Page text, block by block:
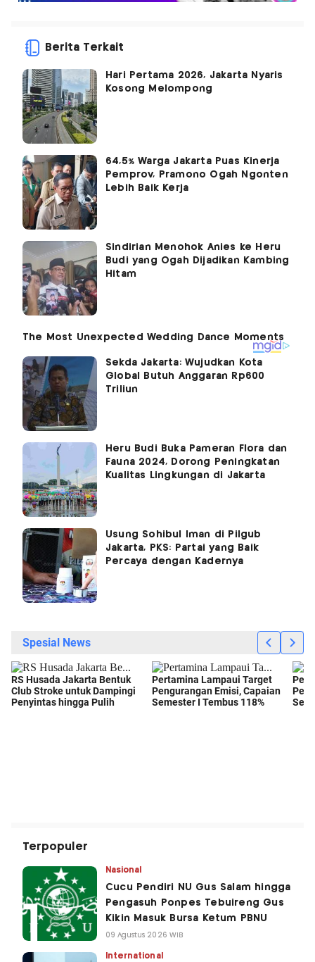
Berita Terkait
Hari Pertama 2026, Jakarta Nyaris
Kosong Melompong
64,5% Warga Jakarta Puas Kinerja
Pemprov, Pramono Ogah Ngonten
Lebih Baik Kerja
Sindirian Menohok Anies ke Heru
Budi yang Ogah Dijadikan Kambing
Hitam
Sekda Jakarta: Wujudkan Kota
Global Butuh Anggaran Rp600
Triliun
Heru Budi Buka Pameran Flora dan
Fauna 2024, Dorong Peningkatan
Kualitas Lingkungan di Jakarta
Usung Sohibul Iman di Pilgub
Jakarta, PKS: Partai yang Baik
Percaya dengan Kadernya
Terpopuler
Nasional
Cucu Pendiri NU Gus Salam hingga
Pengasuh Ponpes Tebuireng Gus
Kikin Masuk Bursa Ketum PBNU
09 Agustus 2026 WIB
International